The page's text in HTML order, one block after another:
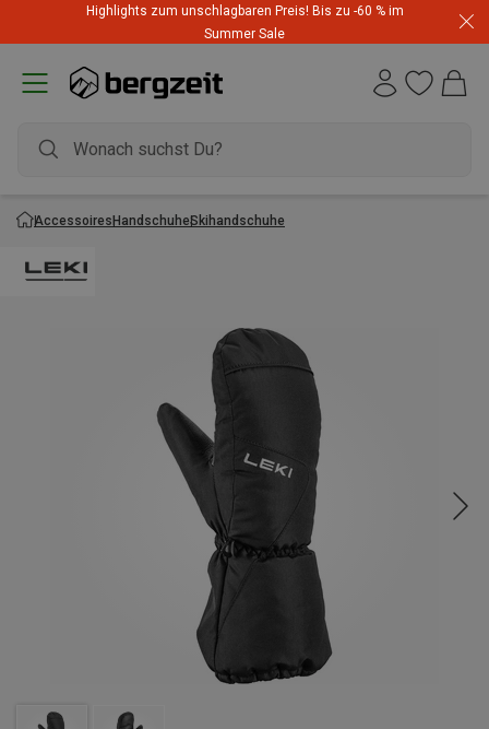
Highlights zum unschlagbaren Preis! Bis zu -60 % im
Summer Sale
AccessoiresHandschuheSkihandschuhe